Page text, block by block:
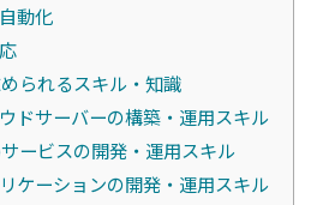
動化
られるスキル・知識
ドサーバーの構築・運用スキル
ービスの開発・運用スキル
ケーションの開発・運用スキル